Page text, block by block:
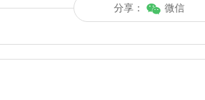
分享： 微信